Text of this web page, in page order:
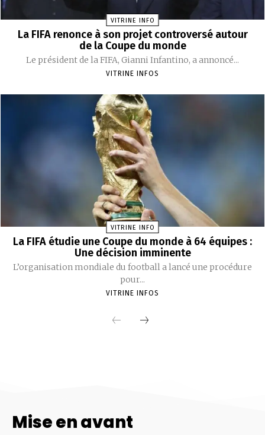
Mise en avant